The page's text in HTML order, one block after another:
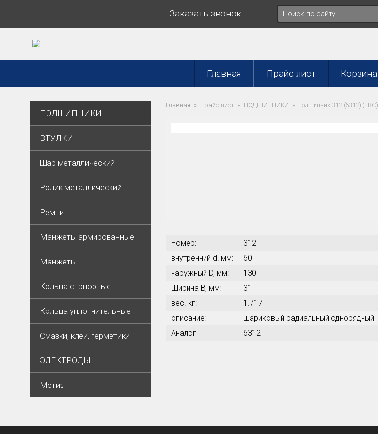
Заказать звонок
Главная Прайс-лист Корзина
ПОДШИПНИКИ
ВТУЛКИ
Шар металлический
Ролик металлический
Ремни
Манжеты армированные
Манжеты
Кольца стопорные
Кольца уплотнительные
Смазки, клеи, герметики
ЭЛЕКТРОДЫ
Метиз
Главная Прайс-лист ПОДШИПНИКИ подшипник 312 (6312) (FBC)
Номер:
312
внутренний d. мм:
60
наружный D, мм:
130
Ширина В, мм:
31
вес. кг:
1.717
описание:
шариковый радиальный однорядный
Аналог
6312